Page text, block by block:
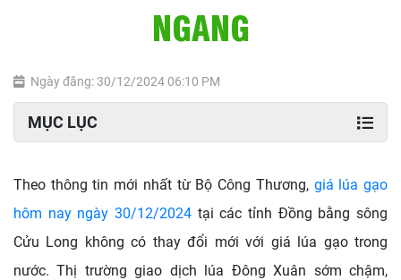
NGANG
Ngày đăng: 30/12/2024 06:10 PM
MỤC LỤC
Theo thông tin mới nhất từ Bộ Công Thương, giá lúa gạo
hôm nay ngày 30/12/2024 tại các tỉnh Đồng bằng sông
Cửu Long không có thay đổi mới với giá lúa gạo trong
nước. Thị trường giao dịch lúa Đông Xuân sớm chậm,